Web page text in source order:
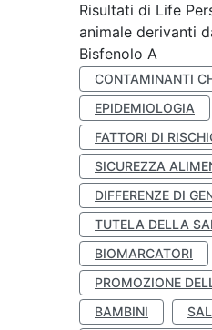
Risultati di Life
animale derivanti
Bisfenolo A
CONTAMINANTI
EPIDEMIOLOGIA
FATTORI DI
SICUREZZA
DIFFERENZE DI
TUTELA DELLA
BIOMARCATORI
PROMOZIONE
BAMBINI